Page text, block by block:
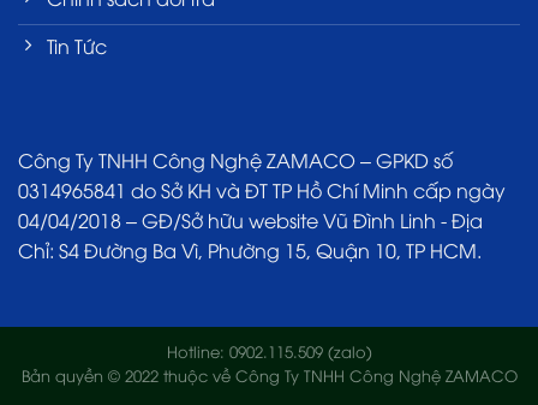
Tin Tức
Công Ty TNHH Công Nghệ ZAMACO – GPKD số
0314965841 do Sở KH và ĐT TP Hồ Chí Minh cấp ngày
04/04/2018 – GĐ/Sở hữu website Vũ Đình Linh - Địa
Chỉ: S4 Đường Ba Vì, Phường 15, Quận 10, TP HCM.
Hotline: 0902.115.509 (zalo)
Bản quyền © 2022 thuộc về Công Ty TNHH Công Nghệ ZAMACO